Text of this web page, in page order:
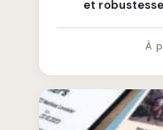
et robustesse
À